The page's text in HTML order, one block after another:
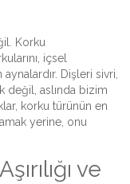
Korku
içsel
aynalardır. Dişleri sivri,
değil, aslında bizim
korku türünün en
yerine, onu
ve